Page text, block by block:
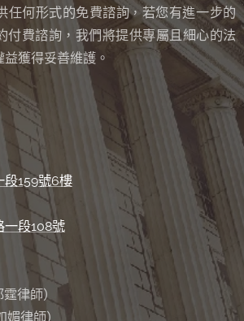
任何形式的免費諮詢， 若您有進一步的
付費諮詢，我們將提供專屬且細心的法
獲得妥善維護。
段159號6樓
一段108號
霆律師）
媚律師）